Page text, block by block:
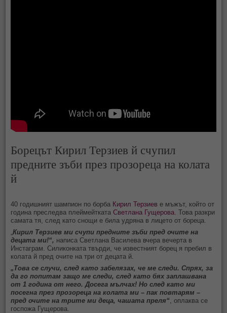
Борецът Кирил Терзиев й счупил
предните зъби през прозореца на колата
й
40 годишният шампион по борба Кирил Терзиев е мъжът, който от
година преследва плеймейткатаСветлана Гущерова. Това разкри
самата тя, след като снощи е била удряна в лицето от бореца.
„Кирил Терзиев ми счупи предните зъби пред очите на
децата ми!“, написа Светлана Василева вчера вечерта в
Инстаграм. Силиконката твърди, че известният борец я пребил в
колата й пред очите на три от децата й.
„Това се случи, след като забелязах, че ме следи. Спрях, за
да го попитам защо ме следи, след като бях заплашвана
от 1 година от него. Досега мълчах! Но след като ми
посегна през прозореца на колата ми – пак повтарям –
пред очите на трите ми деца, чашата преля“, оплаква се
госпожа Гущерова.